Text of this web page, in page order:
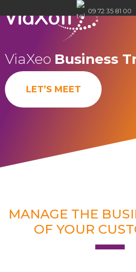
09 72 35 81 00
ViaXeo Business
LET’S MEET
MANAGE THE
OF YOUR